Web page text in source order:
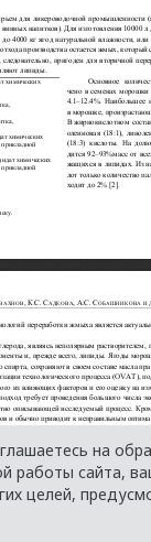
на
работы сайта,
целей,